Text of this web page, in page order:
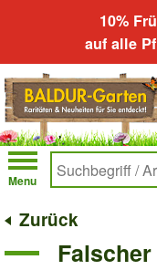
10%
auf alle
Menu
Zurück